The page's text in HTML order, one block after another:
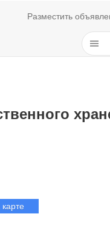
Разместить